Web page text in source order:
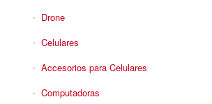
Drone
Celulares
Accesorios para Celulares
Computadoras